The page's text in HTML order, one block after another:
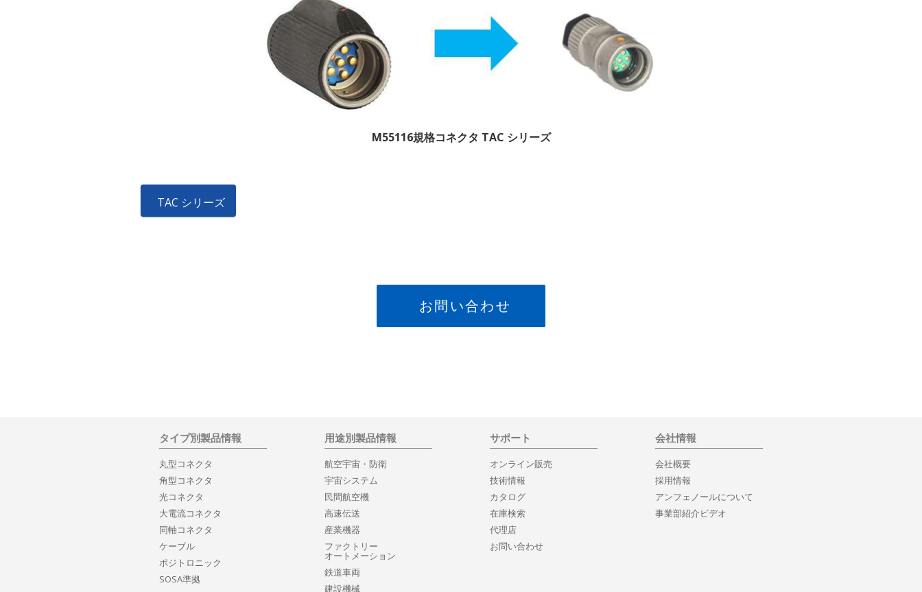
M55116規格コネクタ TAC シリーズ
TAC シリーズ
お問い合わせ
タイプ別製品情報
丸型コネクタ
角型コネクタ
光コネクタ
大電流コネクタ
同軸コネクタ
ケーブル
ポジトロニック
SOSA準拠
用途別製品情報
航空宇宙・防衛
宇宙システム
民間航空機
高速伝送
産業機器
ファクトリー
オートメーション
鉄道車両
建設機械
サポート
オンライン販売
技術情報
カタログ
在庫検索
代理店
お問い合わせ
会社情報
会社概要
採用情報
アンフェノールについて
事業部紹介ビデオ